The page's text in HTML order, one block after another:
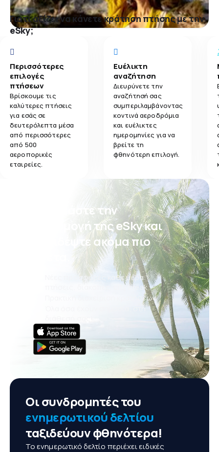
Γιατί αξίζει να κάνετε κράτηση πτήσης με την
eSky;
Περισσότερες
επιλογές
πτήσεων
Βρίσκουμε τις
καλύτερες πτήσεις
για εσάς σε
δευτερόλεπτα μέσα
από περισσότερες
από 500
αεροπορικές
εταιρείες.
Ευέλικτη
αναζήτηση
Διευρύνετε την
αναζήτησή σας
συμπεριλαμβάνοντας
κοντινά αεροδρόμια
και ευέλικτες
ημερομηνίες για να
βρείτε τη
φθηνότερη επιλογή.
Κατεβάστε την
εφαρμογή της eSky και
ταξιδέψτε ακόμα πιο
Νέες προσφορές κάθε μέρα:
πτήσεις, διακοπές, city break
Πρακτική διαχείριση κρατήσεων
Όλα όσα έχουν σημασία, στη
Οι συνδρομητές του
ενημερωτικού δελτίου
ταξιδεύουν φθηνότερα!
Το ενημερωτικό δελτίο περιέχει ειδικές